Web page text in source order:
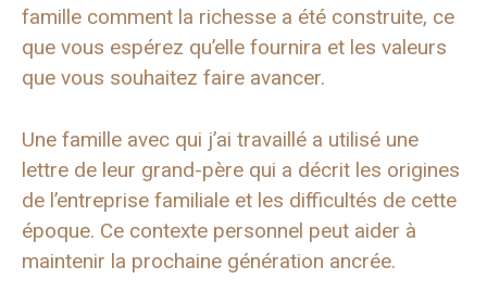
famille comment la richesse a été construite, ce
que vous espérez qu’elle fournira et les valeurs
que vous souhaitez faire avancer.
Une famille avec qui j’ai travaillé a utilisé une
lettre de leur grand-père qui a décrit les origines
de l’entreprise familiale et les difficultés de cette
époque. Ce contexte personnel peut aider à
maintenir la prochaine génération ancrée.